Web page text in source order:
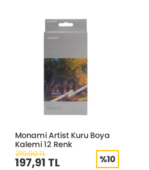
Monami Artist Kuru Boya
Kalemi 12 Renk
219,90 TL
197,91 TL %10